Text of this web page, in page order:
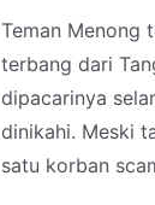
Teman Menong
terbang dari
dipacarinya
dinikahi. Meski
satu korban